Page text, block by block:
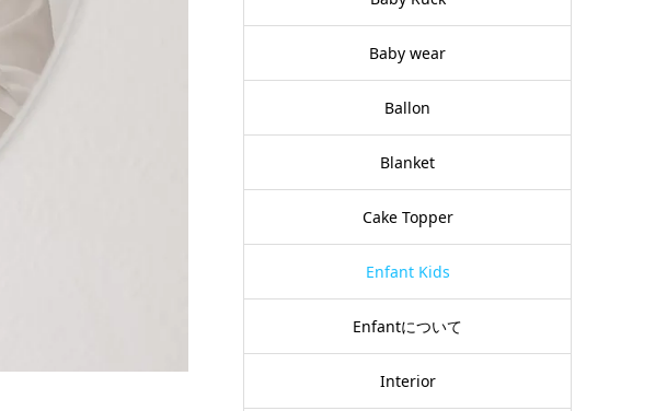
Baby wear
Ballon
Blanket
Cake Topper
Enfant Kids
Enfantについて
Interior